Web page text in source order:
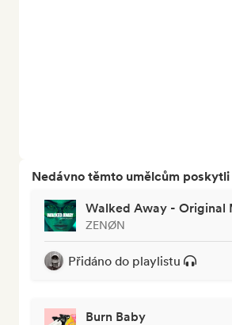
Nedávno těmto umělcům
Walked Away - Original
ZENØN
Přidáno do playlistu
Burn Baby